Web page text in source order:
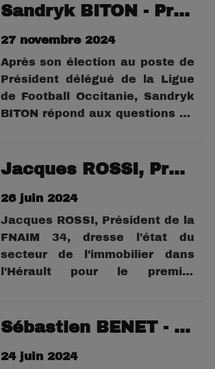
cabinet CALISTA Avocat,
partenaire de l'évènement.
Sandryk BITON - Président délégué de la ligue de football Occitanie
27 novembre 2024
Après son élection au poste de
Président délégué de la Ligue
de Football Occitanie, Sandryk
BITON répond aux questions de
Radio ONE.
Jacques ROSSI, Président FNAIM 34
26 juin 2024
Jacques ROSSI, Président de la
FNAIM 34, dresse l'état du
secteur de l'immobilier dans
l'Hérault pour le premier
Sébastien BENET - Administrateur FNAIM
24 juin 2024